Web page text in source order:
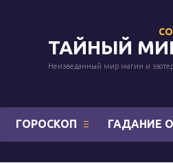
ТАЙНЫЙ
Неизведанный мир магии и
ГОРОСКОП ГАДАНИЕ